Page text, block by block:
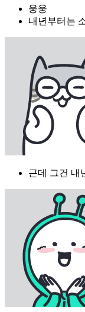
웅웅
내년부터는
근데 그건 내